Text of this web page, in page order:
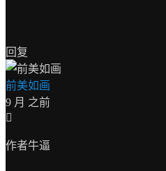
回复
前美如画
9 月 之前
作者牛逼